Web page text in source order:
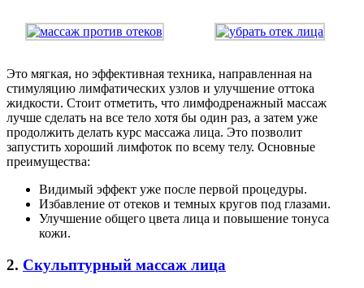
Это мягкая, но эффективная техника, направленная на
стимуляцию лимфатических узлов и улучшение оттока
жидкости. Стоит отметить, что лимфодренажный массаж
лучше сделать на все тело хотя бы один раз, а затем уже
продолжить делать курс массажа лица. Это позволит
запустить хороший лимфоток по всему телу. Основные
преимущества:
Видимый эффект уже после первой процедуры.
Избавление от отеков и темных кругов под глазами.
Улучшение общего цвета лица и повышение тонуса
кожи.
2. Скульптурный массаж лица